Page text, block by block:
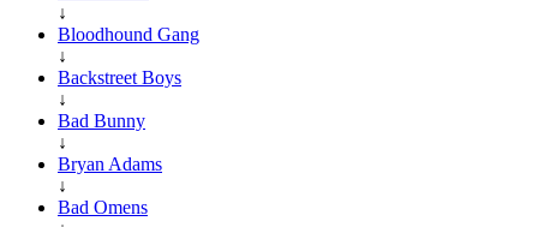
↓
Bloodhound Gang
↓
Backstreet Boys
↓
Bad Bunny
↓
Bryan Adams
↓
Bad Omens